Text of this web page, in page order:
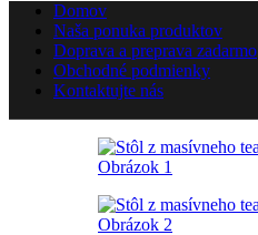
Domov
Naša ponuka produktov
Doprava a preprava zadarmo
Obchodné podmienky
Kontaktujte nás